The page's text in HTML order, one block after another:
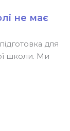
не має
для
школи. Ми